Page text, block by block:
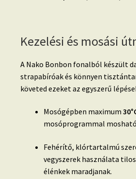
Kezelési és mosási
A Nako Bonbon fonalból készült
strapabíróak és könnyen
követed ezeket az egyszerű
Mosógépben maximum
mosóprogrammal
Fehérítő, klórtartalmú
vegyszerek használata
élénkek maradjanak.